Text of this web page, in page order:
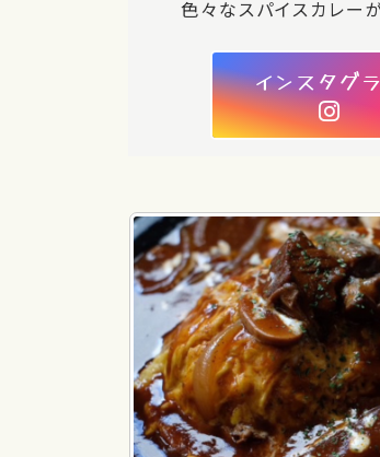
色々なスパイスカレーが
インスタグ